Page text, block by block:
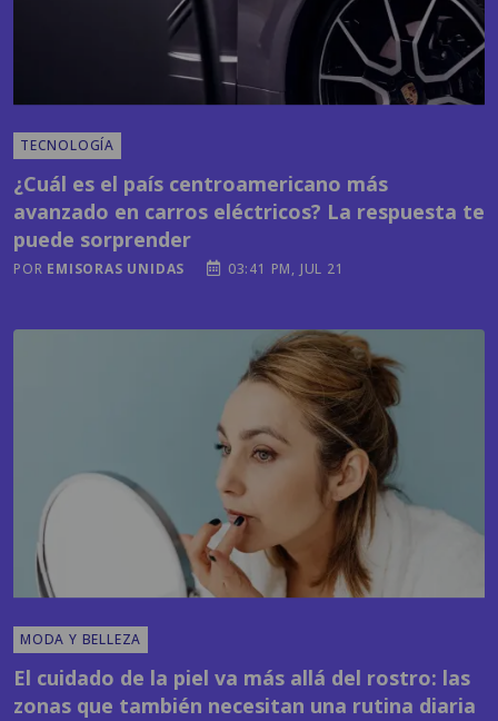
avanzado en carros eléctricos? La respuesta te
puede sorprender
EMISORAS UNIDAS 03:41 PM, JUL 21
MODA Y BELLEZA
zonas que también necesitan una rutina diaria
POR EMISORAS UNIDAS 01:57 PM, JUL 22